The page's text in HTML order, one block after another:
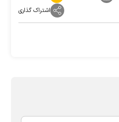
اشتراک گذاری